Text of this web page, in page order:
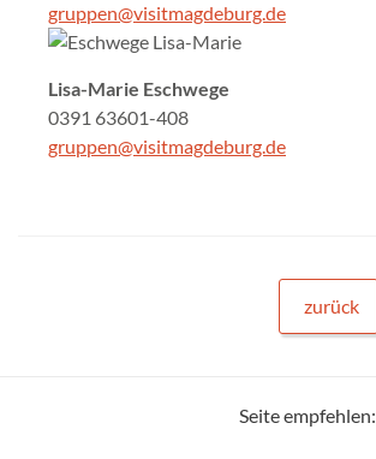
gruppen@visitmagdeburg.de
Lisa-Marie Eschwege
0391 63601-408
gruppen@visitmagdeburg.de
zurück
Seite empfehlen: